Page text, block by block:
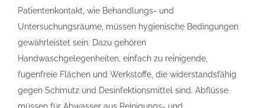
Patientenkontakt, wie Behandlungs- und
Untersuchungsräume, müssen hygienische Bedingungen
gewährleistet sein. Dazu gehören
Handwaschgelegenheiten, einfach zu reinigende,
fugenfreie Flächen und Werkstoffe, die widerstandsfähig
gegen Schmutz und Desinfektionsmittel sind. Abflüsse